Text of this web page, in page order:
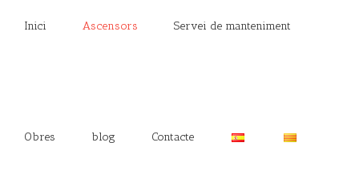
Inici Ascensors Servei de manteniment
Obres blog Contacte